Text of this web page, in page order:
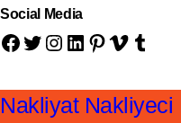
Social Media
Facebook Twitter Instagram LinkedIn Pinterest Vimeo Tumblr
Nakliyat Nakliyeci